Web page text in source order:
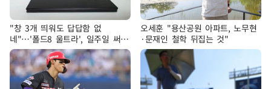
"창 3개 띄워도 답답함 없
네"…'폴드8 울트라', 일주일 써보
니
오세훈 "용산공원 아파트, 노무현
·문재인 철학 뒤집는 것"